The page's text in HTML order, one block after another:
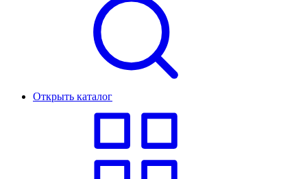
Открыть каталог